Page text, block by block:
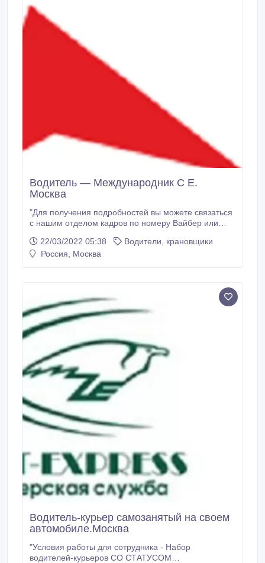
Водитель — Международник С Е.
Москва
"Для получения подробностей вы можете связаться
с нашим отделом кадров по номеру Baйбер или
категории СЕ (полуприцеп) в Европе или странах
СНГ от 3 месяцев. ( Для водителей без опыта в
22/03/2022 05:38
Водители, крановщики
Россия, Москва
Водитель-курьер самозанятый на своем
автомобиле.Москва
"Условия работы для сотрудника - Набор
водителей-курьеров СО СТАТУСОМ